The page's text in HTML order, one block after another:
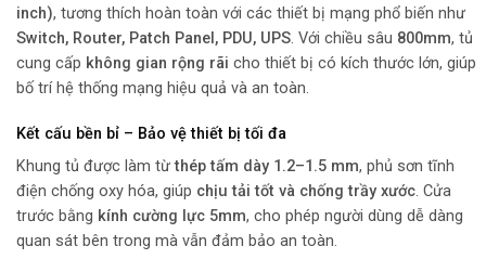
inch), tương thích hoàn toàn với các thiết bị mạng phổ biến như
Switch, Router, Patch Panel, PDU, UPS. Với chiều sâu 800mm, tủ
cung cấp không gian rộng rãi cho thiết bị có kích thước lớn, giúp
bố trí hệ thống mạng hiệu quả và an toàn.
Kết cấu bền bỉ – Bảo vệ thiết bị tối đa
Khung tủ được làm từthép tấm dày 1.2–1.5 mm, phủ sơn tĩnh
điện chống oxy hóa, giúp chịu tải tốt và chống trầy xước. Cửa
trước bằng kính cường lực 5mm, cho phép người dùng dễ dàng
quan sát bên trong mà vẫn đảm bảo an toàn.